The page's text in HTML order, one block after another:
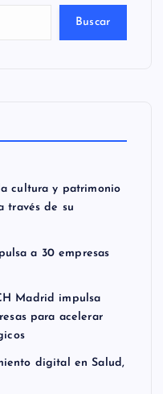
Buscar
cultura y patrimonio
través de su
a 30 empresas
Madrid impulsa
para acelerar
digital en Salud,